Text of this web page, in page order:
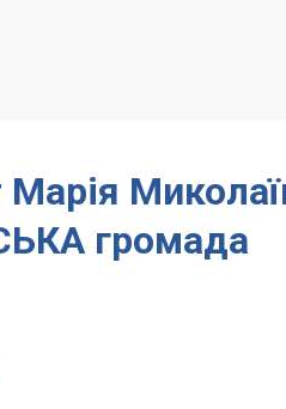
Марія
громада